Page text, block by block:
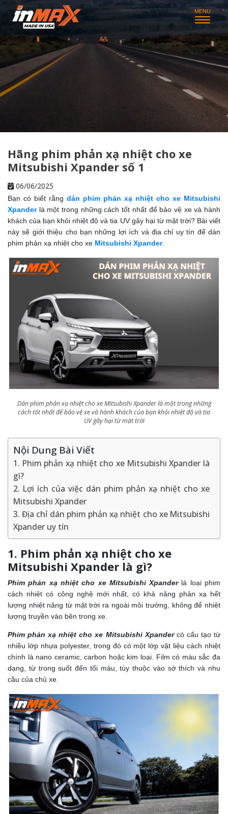
Hãng phim phản xạ nhiệt cho xe
Mitsubishi Xpander số 1
06/06/2025
Bạn có biết rằng dán phim phản xạ nhiệt cho xe Mitsubishi
Xpanderlà một trong những cách tốt nhất để bảo vệ xe và hành
khách của bạn khỏi nhiệt độ và tia UV gây hại từ mặt trời? Bài viết
này sẽ giới thiệu cho bạn những lợi ích và địa chỉ uy tín để dán
phim phản xạ nhiệt cho xe Mitsubishi Xpander.
Dán phim phản xạ nhiệt cho xe Mitsubishi Xpander là một trong những
cách tốt nhất để bảo vệ xe và hành khách của bạn khỏi nhiệt độ và tia
UV gây hại từ mặt trời
Nội Dung Bài Viết
1. Phim phản xạ nhiệt cho xe Mitsubishi Xpander là
gì?
2. Lợi ích của việc dán phim phản xạ nhiệt cho xe
Mitsubishi Xpander
3. Địa chỉ dán phim phản xạ nhiệt cho xe Mitsubishi
Xpander uy tín
1. Phim phản xạ nhiệt cho xe
Mitsubishi Xpander là gì?
Phim phản xạ nhiệt cho xe Mitsubishi Xpander là loại phim
cách nhiệt có công nghệ mới nhất, có khả năng phản xạ hết
lượng nhiệt năng từ mặt trời ra ngoài môi trường, không để nhiệt
lượng truyền vào bên trong xe.
Phim phản xạ nhiệt cho xe Mitsubishi Xpander có cấu tạo từ
nhiều lớp nhựa polyester, trong đó có một lớp vật liệu cách nhiệt
chính là nano ceramic, carbon hoặc kim loại. Film có màu sắc đa
dạng, từ trong suốt đến tối màu, tùy thuộc vào sở thích và nhu
cầu của chủ xe.